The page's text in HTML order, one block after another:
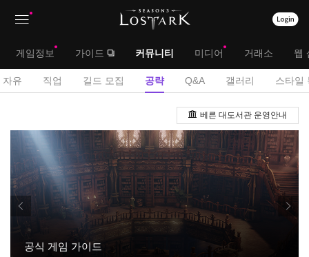
뉴
대
메
게임정보 가이드 커뮤니티 미디어 거래소 웹
서
메
뉴
자유 직업 길드 모집 공략 Q&A 갤러리 스타일
략
판
베른 대도서관 운영안내
공식 게임 가이드